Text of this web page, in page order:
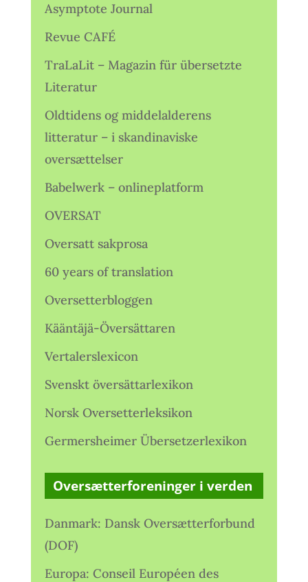
Asymptote Journal
Revue CAFÉ
TraLaLit – Magazin für übersetzte
Literatur
Oldtidens og middelalderens
litteratur – i skandinaviske
oversættelser
Babelwerk – onlineplatform
OVERSAT
Oversatt sakprosa
60 years of translation
Oversetterbloggen
Kääntäjä-Översättaren
Vertalerslexicon
Svenskt översättarlexikon
Norsk Oversetterleksikon
Germersheimer Übersetzerlexikon
Oversætterforeninger i verden
Danmark: Dansk Oversætterforbund
(DOF)
Europa: Conseil Européen des